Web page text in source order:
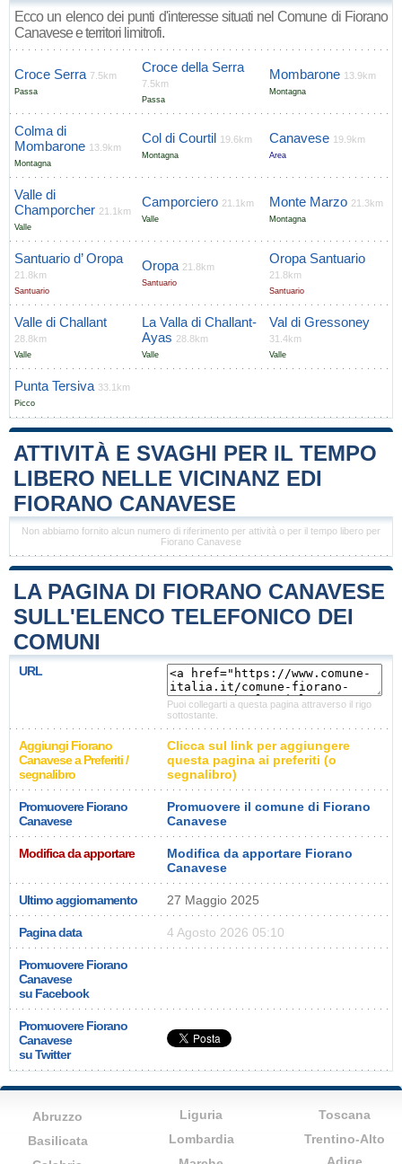
Ecco un elenco dei punti d'interesse situati nel Comune di Fiorano
Canavese e territori limitrofi.
Croce Serra 7.5km
Passa
Croce della Serra
7.5km
Passa
Mombarone 13.9km
Montagna
Colma di
Mombarone 13.9km
Montagna
Col di Courtil 19.6km
Montagna
Canavese 19.9km
Area
Valle di
Champorcher 21.1km
Valle
Camporciero 21.1km
Valle
Monte Marzo 21.3km
Montagna
Santuario d’ Oropa
21.8km
Santuario
Oropa 21.8km
Santuario
Oropa Santuario
21.8km
Santuario
Valle di Challant
28.8km
Valle
La Valla di Challant-
Ayas 28.8km
Valle
Val di Gressoney
31.4km
Valle
Punta Tersiva 33.1km
Picco
ATTIVITÀ E SVAGHI PER IL TEMPO
LIBERO NELLE VICINANZ EDI
FIORANO CANAVESE
Non abbiamo fornito alcun numero di riferimento per attività o per il tempo libero per
Fiorano Canavese
LA PAGINA DI FIORANO CANAVESE
SULL'ELENCO TELEFONICO DEI
COMUNI
URL
Puoi collegarti a questa pagina attraverso il rigo
sottostante.
Aggiungi Fiorano
Canavese a Preferiti /
segnalibro
Clicca sul link per aggiungere
questa pagina ai preferiti (o
segnalibro)
Promuovere Fiorano
Canavese
Promuovere il comune di Fiorano
Canavese
Modifica da apportare
Modifica da apportare Fiorano
Canavese
Ultimo aggiornamento 27 Maggio 2025
Pagina data 4 Agosto 2026 05:10
Promuovere Fiorano
Canavese
su Facebook
Promuovere Fiorano
Canavese
su Twitter
Abruzzo
Basilicata
Liguria
Lombardia
Toscana
Trentino-Alto